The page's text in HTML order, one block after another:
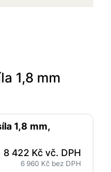
1,8 mm
1,8 mm,
8 422 Kč vč. DPH
6 960 Kč bez DPH